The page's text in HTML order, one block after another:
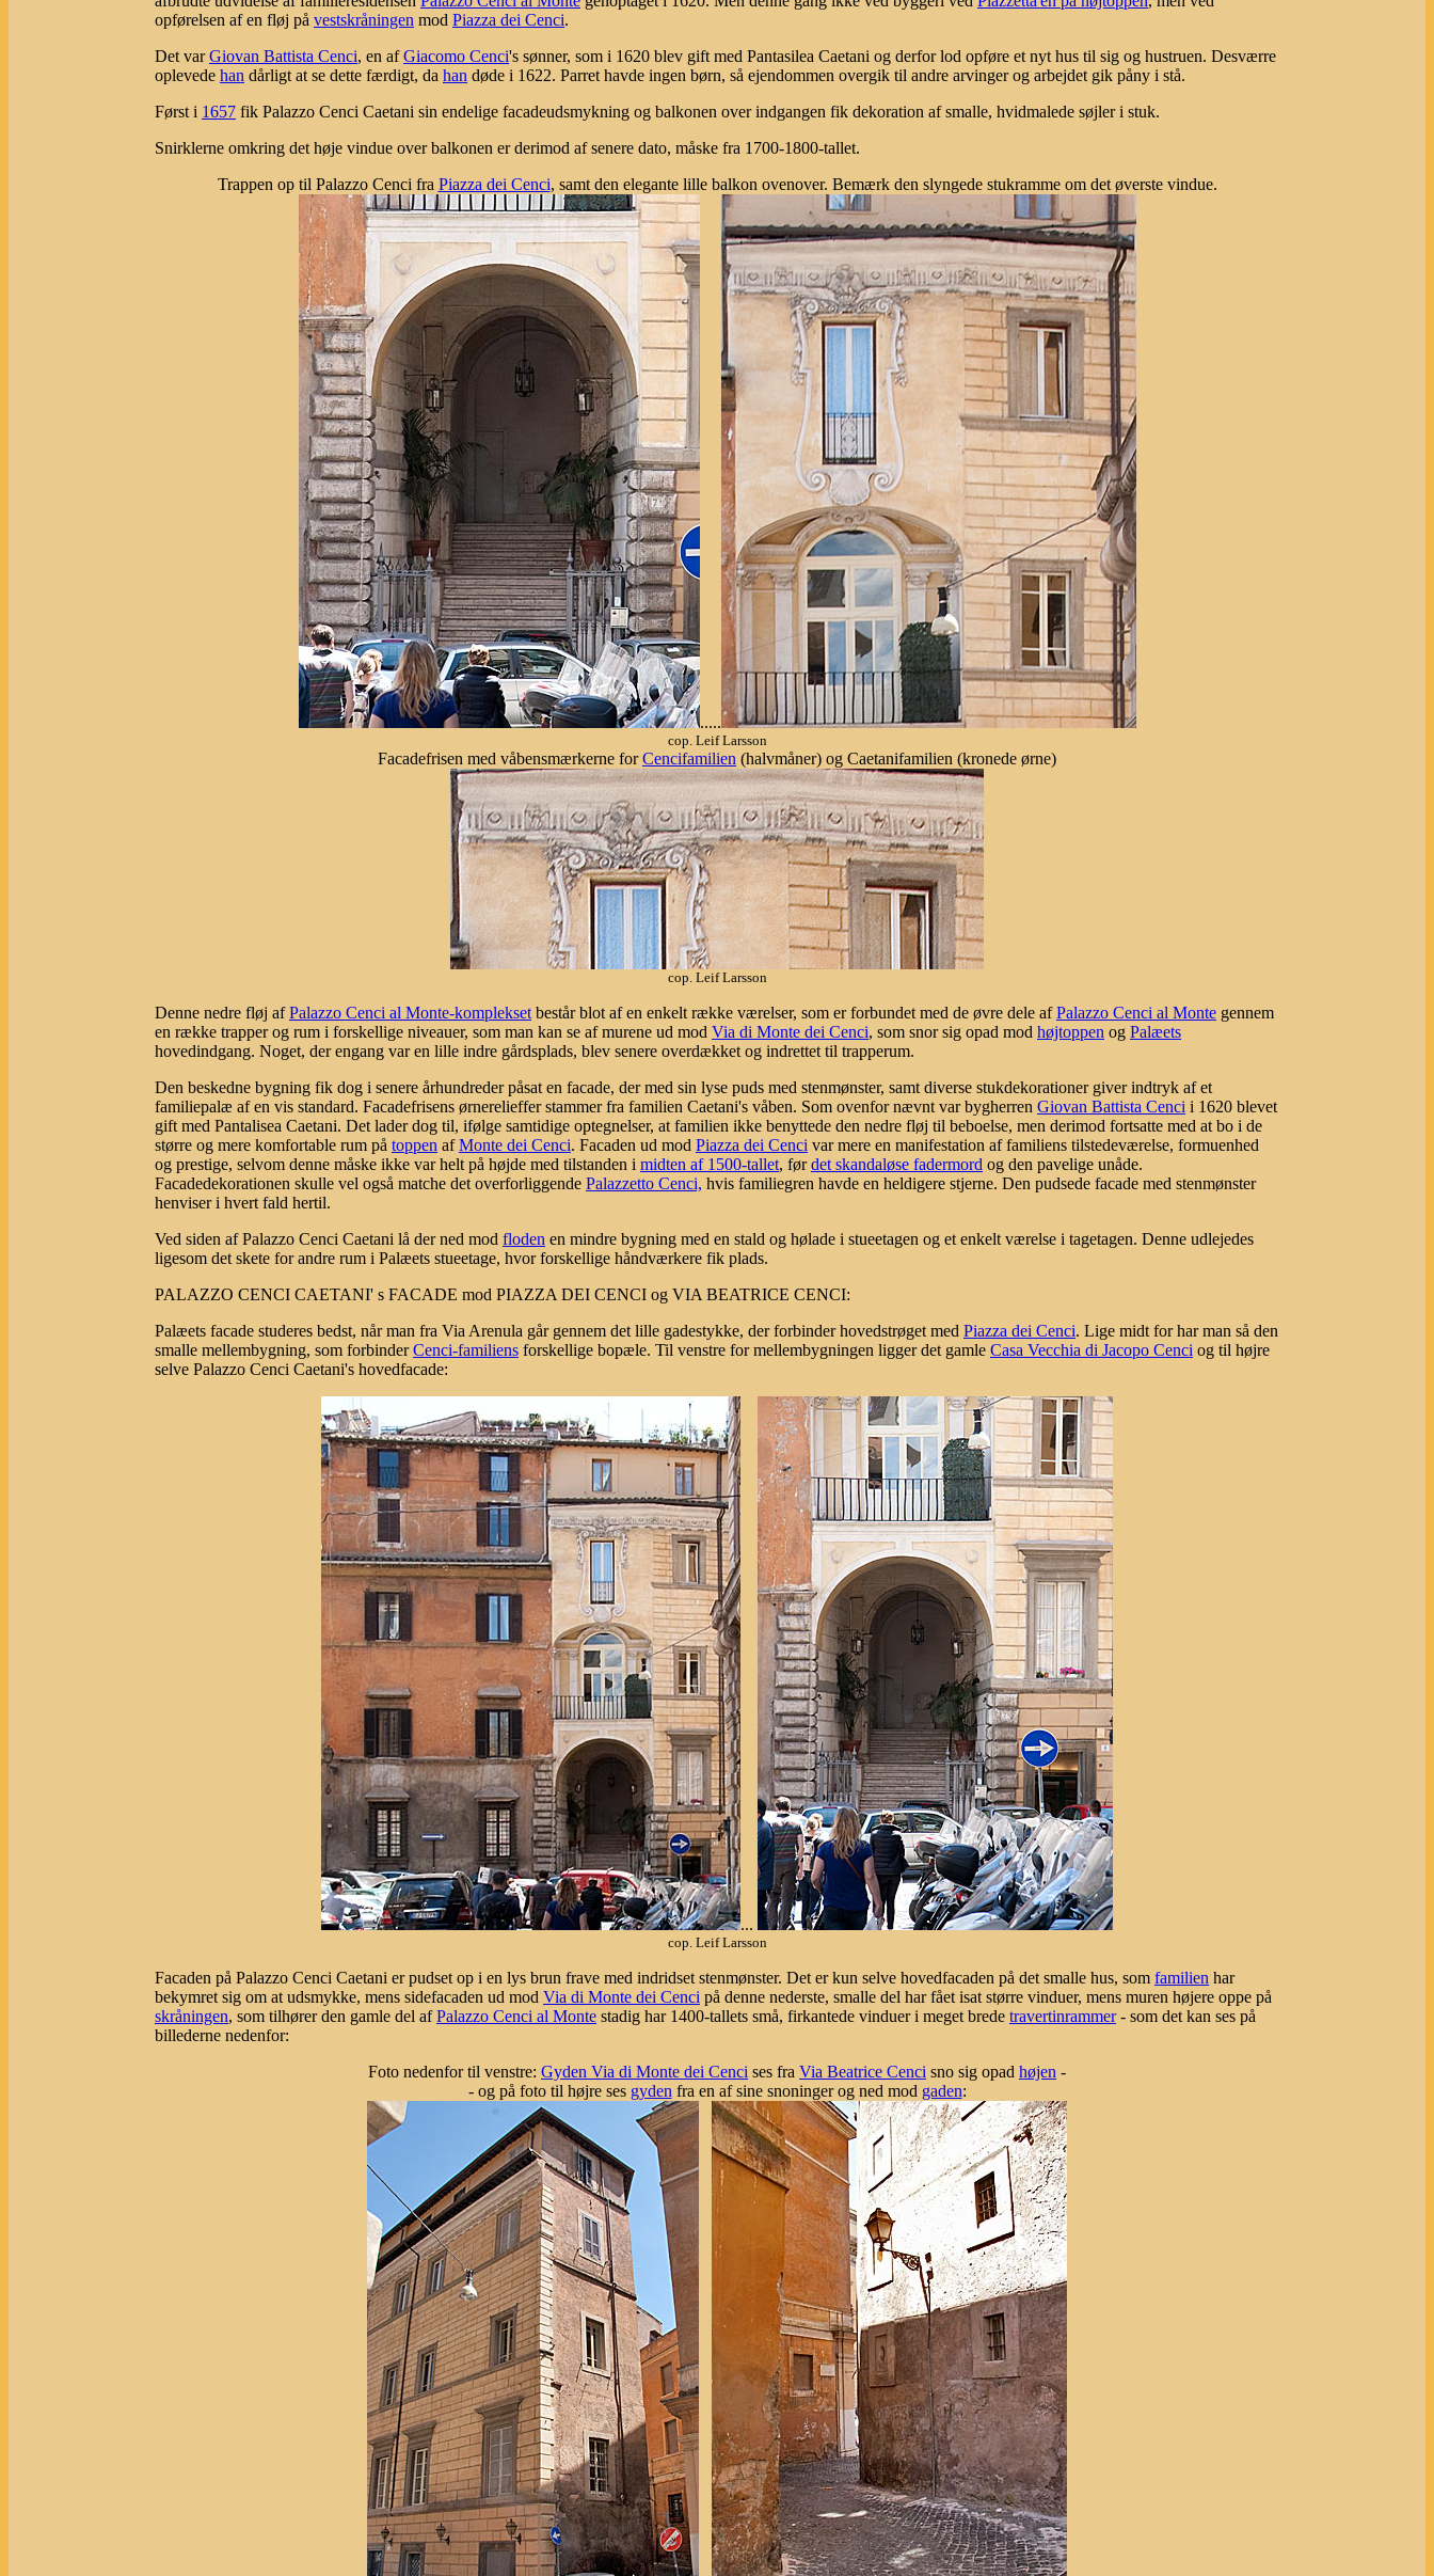
opførelsen af en fløj på vestskråningen mod Piazza dei Cenci.
Det varGiovan Battista Cenci, en afGiacomo Cenci's sønner, som i 1620 blev gift med Pantasilea Caetani og derfor lod opføre et nyt hus til sig og hustruen. Desværre
oplevede han dårligt at se dette færdigt, da han døde i 1622. Parret havde ingen børn, så ejendommen overgik til andre arvinger og arbejdet gik påny i stå.
Først i 1657 fik Palazzo Cenci Caetani sin endelige facadeudsmykning og balkonen over indgangen fik dekoration af smalle, hvidmalede søjler i stuk.
Snirklerne omkring det høje vindue over balkonen er derimod af senere dato, måske fra 1700-1800-tallet.
Trappen op til Palazzo Cenci fra Piazza dei Cenci, samt den elegante lille balkon ovenover. Bemærk den slyngede stukramme om det øverste vindue.
.....
cop. Leif Larsson
Facadefrisen med våbensmærkerne forCencifamilien (halvmåner) og Caetanifamilien (kronede ørne)
cop. Leif Larsson
Denne nedre fløj afPalazzo Cenci al Monte-komplekset består blot af en enkelt række værelser, som er forbundet med de øvre dele afPalazzo Cenci al Monte gennem
en række trapper og rum i forskellige niveauer, som man kan se af murene ud mod Via di Monte dei Cenci, som snor sig opad mod højtoppen og Palæets
hovedindgang. Noget, der engang var en lille indre gårdsplads, blev senere overdækket og indrettet til trapperum.
Den beskedne bygning fik dog i senere århundreder påsat en facade, der med sin lyse puds med stenmønster, samt diverse stukdekorationer giver indtryk af et
familiepalæ af en vis standard. Facadefrisens ørnerelieffer stammer fra familien Caetani's våben. Som ovenfor nævnt var bygherren Giovan Battista Cenci i 1620 blevet
gift med Pantalisea Caetani. Det lader dog til, ifølge samtidige optegnelser, at familien ikke benyttede den nedre fløj til beboelse, men derimod fortsatte med at bo i de
større og mere komfortable rum på toppen afMonte dei Cenci. Facaden ud mod Piazza dei Cenci var mere en manifestation af familiens tilstedeværelse, formuenhed
og prestige, selvom denne måske ikke var helt på højde med tilstanden i midten af 1500-tallet, førdet skandaløse fadermord og den pavelige unåde.
Facadedekorationen skulle vel også matche det overforliggende Palazzetto Cenci, hvis familiegren havde en heldigere stjerne. Den pudsede facade med stenmønster
henviser i hvert fald hertil.
Ved siden af Palazzo Cenci Caetani lå der ned mod floden en mindre bygning med en stald og hølade i stueetagen og et enkelt værelse i tagetagen. Denne udlejedes
ligesom det skete for andre rum i Palæets stueetage, hvor forskellige håndværkere fik plads.
PALAZZO CENCI CAETANI' s FACADE mod PIAZZA DEI CENCI og VIA BEATRICE CENCI:
Palæets facade studeres bedst, når man fra Via Arenula går gennem det lille gadestykke, der forbinder hovedstrøget med Piazza dei Cenci. Lige midt for har man så den
smalle mellembygning, som forbinderCenci-familiens forskellige bopæle. Til venstre for mellembygningen ligger det gamle Casa Vecchia di Jacopo Cenci og til højre
selve Palazzo Cenci Caetani's hovedfacade:
...
cop. Leif Larsson
Facaden på Palazzo Cenci Caetani er pudset op i en lys brun frave med indridset stenmønster. Det er kun selve hovedfacaden på det smalle hus, som familien har
bekymret sig om at udsmykke, mens sidefacaden ud mod Via di Monte dei Cenci på denne nederste, smalle del har fået isat større vinduer, mens muren højere oppe på
skråningen, som tilhører den gamle del afPalazzo Cenci al Monte stadig har 1400-tallets små, firkantede vinduer i meget brede travertinrammer- som det kan ses på
billederne nedenfor:
Foto nedenfor til venstre: Gyden Via di Monte dei Cenci ses fra Via Beatrice Cenci sno sig opad højen -
- og på foto til højre ses gyden fra en af sine snoninger og ned mod gaden: